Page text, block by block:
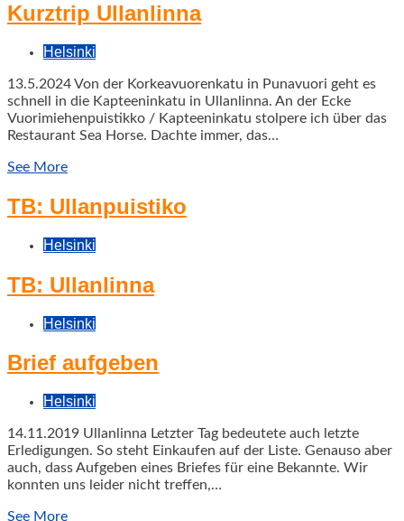
Kurztrip Ullanlinna
Helsinki
13.5.2024 Von der Korkeavuorenkatu in Punavuori geht es
schnell in die Kapteeninkatu in Ullanlinna. An der Ecke
Vuorimiehenpuistikko / Kapteeninkatu stolpere ich über das
Restaurant Sea Horse. Dachte immer, das…
See More
TB: Ullanpuistiko
Helsinki
TB: Ullanlinna
Helsinki
Brief aufgeben
Helsinki
14.11.2019 Ullanlinna Letzter Tag bedeutete auch letzte
Erledigungen. So steht Einkaufen auf der Liste. Genauso aber
auch, dass Aufgeben eines Briefes für eine Bekannte. Wir
konnten uns leider nicht treffen,…
See More